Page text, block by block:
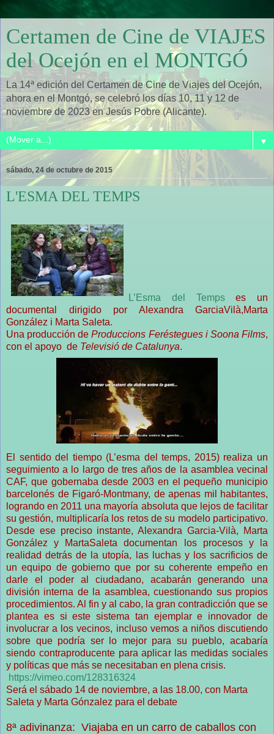
Certamen de Cine de VIAJES
del Ocejón en el MONTGÓ
La 14ª edición del Certamen de Cine de Viajes del Ocejón,
ahora en el Montgó, se celebró los días 10, 11 y 12 de
noviembre de 2023 en Jesús Pobre (Alicante).
▼
sábado, 24 de octubre de 2015
L'ESMA DEL TEMPS
L’Esma del Tempses un
documental dirigido por Alexandra GarciaVilà,Marta
González i Marta Saleta.
Una producción deProduccions Feréstegues i Soona Films,
con el apoyo de Televisió de Catalunya.
El sentido del tiempo (L’esma del temps, 2015) realiza un
seguimiento a lo largo de tres años de la asamblea vecinal
CAF, que gobernaba desde 2003 en el pequeño municipio
barcelonés de Figaró-Montmany, de apenas mil habitantes,
logrando en 2011 una mayoría absoluta que lejos de facilitar
su gestión, multiplicaría los retos de su modelo participativo.
Desde ese preciso instante, Alexandra Garcia-Vilà, Marta
González y MartaSaleta documentan los procesos y la
realidad detrás de la utopía, las luchas y los sacrificios de
un equipo de gobierno que por su coherente empeño en
darle el poder al ciudadano, acabarán generando una
división interna de la asamblea, cuestionando sus propios
procedimientos. Al fin y al cabo, la gran contradicción que se
plantea es si este sistema tan ejemplar e innovador de
involucrar a los vecinos, incluso vemos a niños discutiendo
sobre que podría ser lo mejor para su pueblo, acabaría
siendo contraproducente para aplicar las medidas sociales
y políticas que más se necesitaban en plena crisis.
https://vimeo.com/128316324
Será el sábado 14 de noviembre, a las 18.00, con Marta
Saleta y Marta Gónzalez para el debate
8ª adivinanza: Viajaba en un carro de caballos con